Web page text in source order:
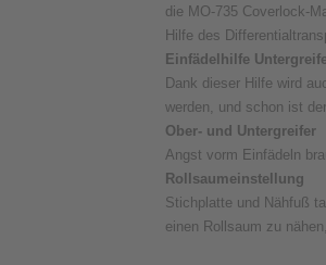
die MO-735 Coverlock-
Hilfe des
Einfädelhilfe
Dank dieser Hilfe wird
werden, und schon ist
Ober- und Untergreifer
Angst vorm Einfädeln
Rollsaumeinstellung
Stichplatte und Nähfuß
einen Rollsaum zu